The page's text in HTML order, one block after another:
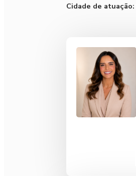
Cidade de atuação: